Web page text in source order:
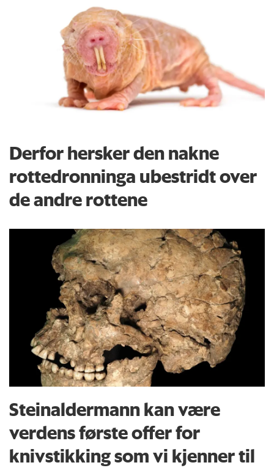
Derfor hersker den nakne
rottedronninga ubestridt over
de andre rottene
Steinaldermann kan være
verdens første offer for
knivstikking som vi kjenner til